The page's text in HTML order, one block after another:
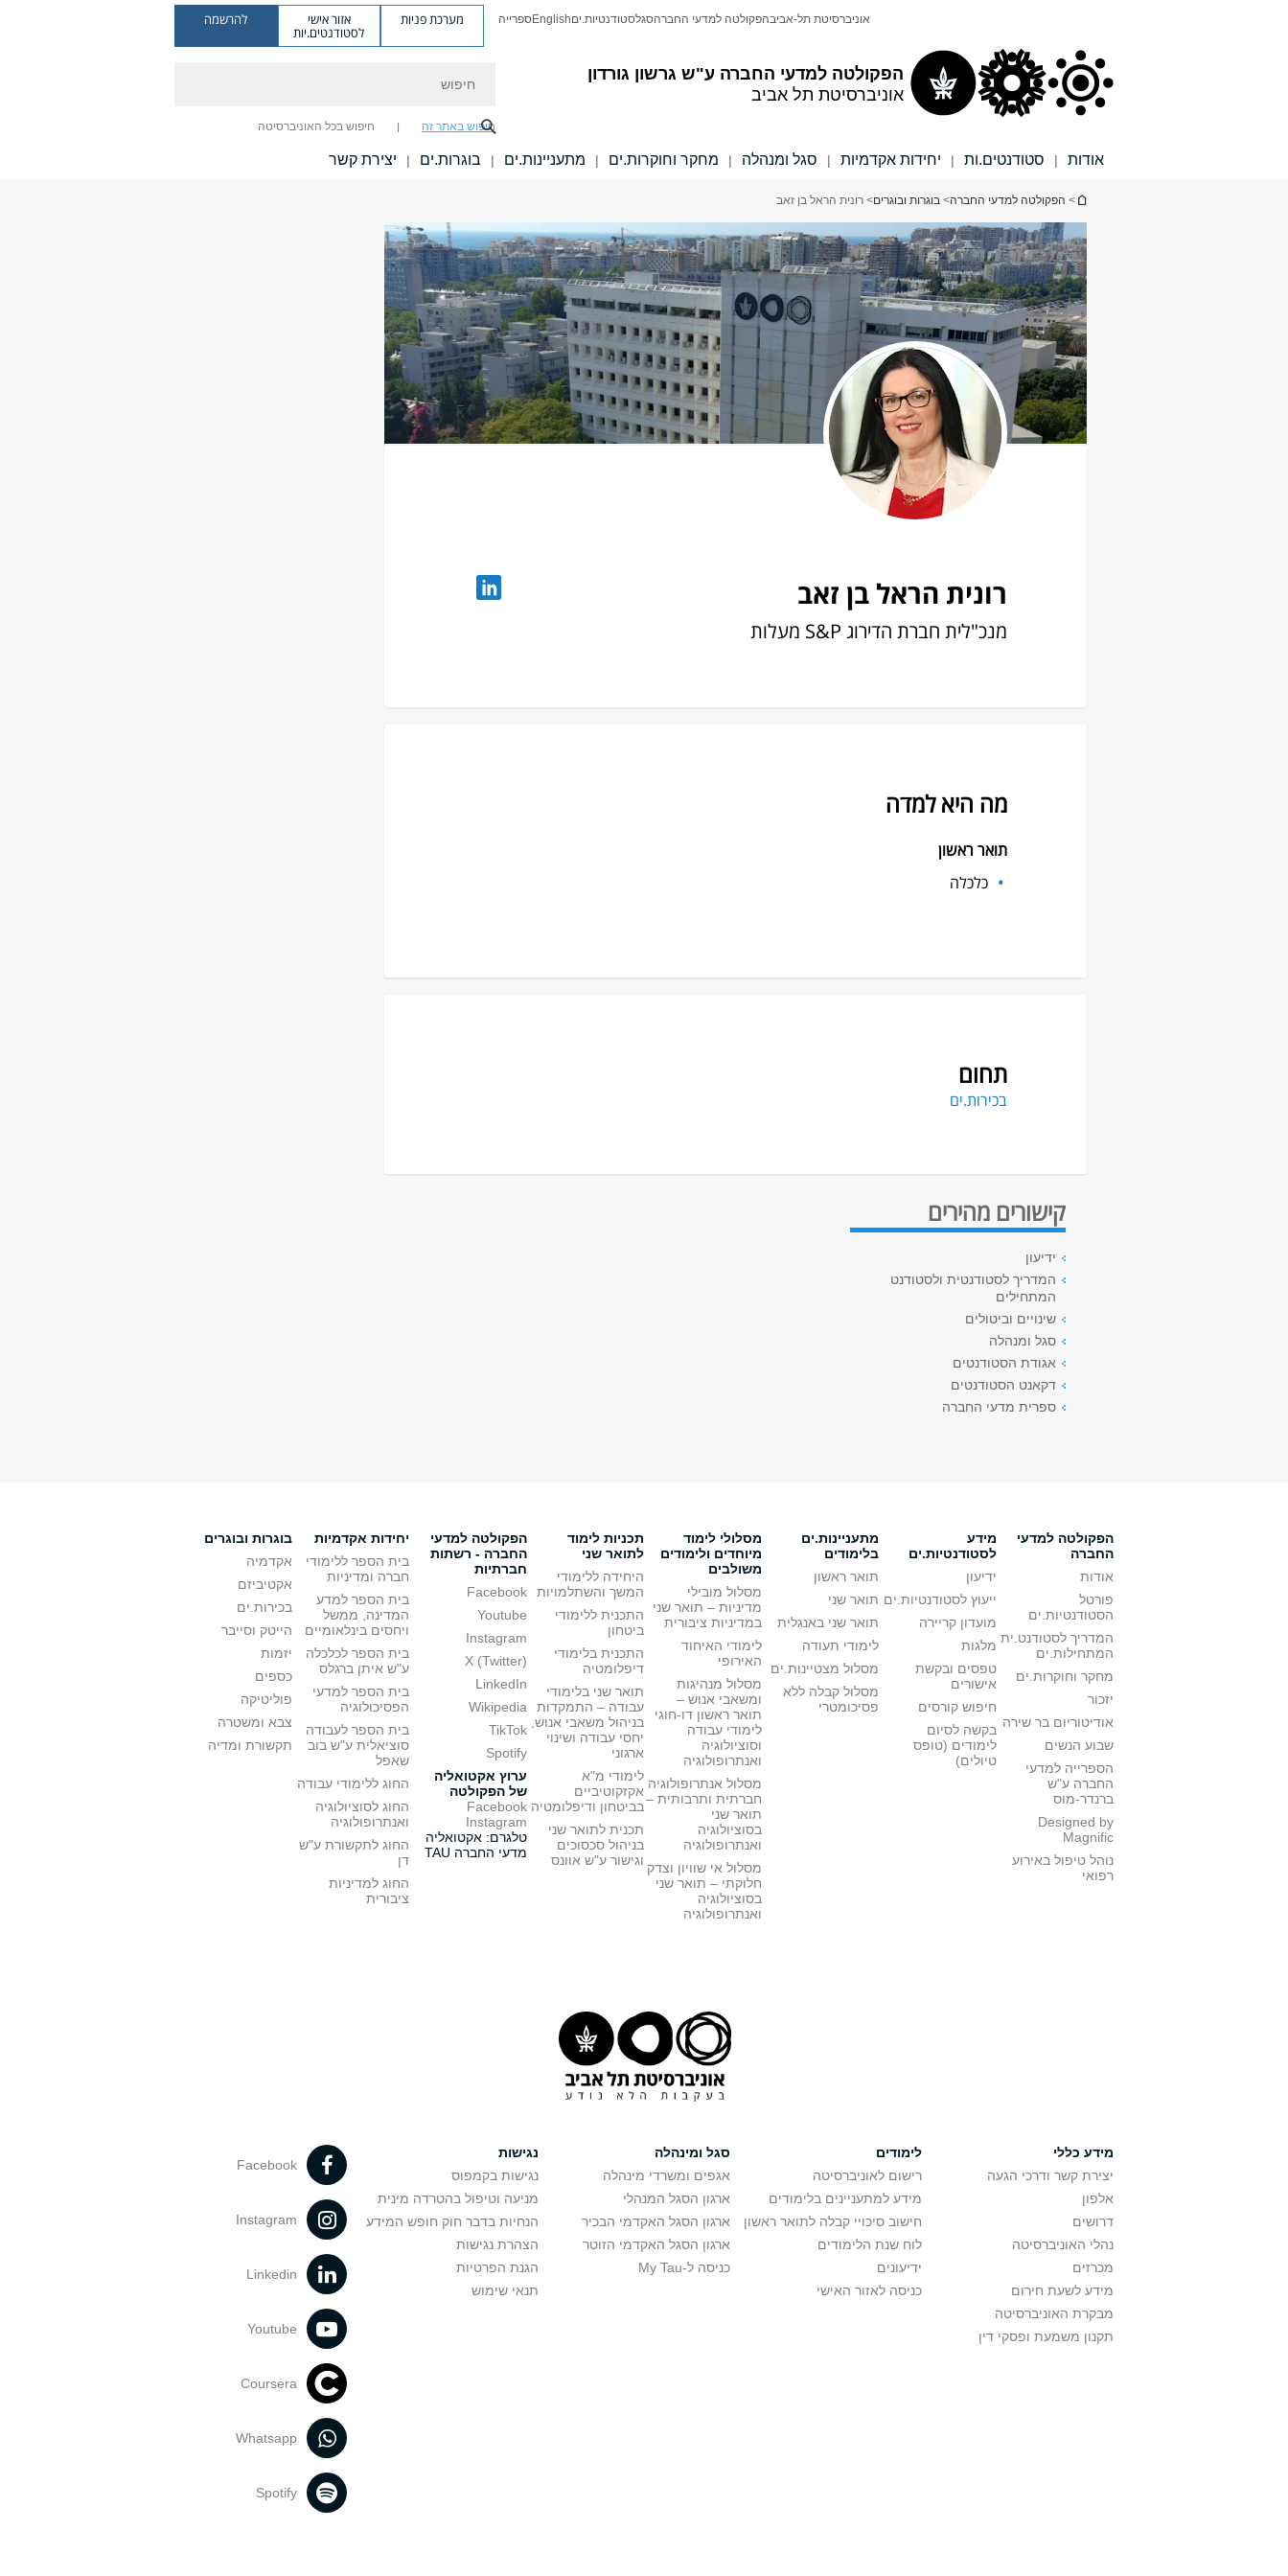
הפקולטה למדעי החברה ע"ש גרשון גורדון
אוניברסיטת תל אביב
אוניברסיטת תל-אביבהפקולטה למדעי החברהסגלסטודנטיות.יםEnglishספרייה מערכת פניות אזור אישי
לסטודנטים.יות
להרשמה
חיפוש באתר זה חיפוש בכל האוניברסיטה
אודות | סטודנטים.ות | יחידות אקדמיות | סגל ומנהלה | מחקר וחוקרות.ים | מתעניינות.ים | בוגרות.ים | יצירת קשר
הינך נמצא כאן
> הפקולטה למדעי החברה> בוגרות ובוגרים> רונית הראל בן זאב
רונית הראל בן זאב
מנכ"לית חברת הדירוג S&P מעלות
מה היא למדה
תואר ראשון
כלכלה
תחום
בכירות.ים
קישורים מהירים
ידיעון
המדריך לסטודנטית ולסטודנט
המתחילים
שינויים וביטולים
סגל ומנהלה
אגודת הסטודנטים
דקאנט הסטודנטים
ספרית מדעי החברה
הפקולטה למדעי
החברה
אודות
פורטל
הסטודנטיות.ים
המדריך לסטודנט.ית
המתחילות.ים
מחקר וחוקרות.ים
יזכור
אודיטוריום בר שירה
שבוע הנשים
הספרייה למדעי
החברה ע"ש
ברנדר-מוס
Designed by
Magnific
נוהל טיפול באירוע
רפואי
מידע
לסטודנטיות.ים
ידיעון
ייעוץ לסטודנטיות.ים
מועדון קריירה
מלגות
טפסים ובקשת
אישורים
חיפוש קורסים
בקשה לסיום
לימודים (טופס
טיולים)
מתעניינות.ים
בלימודים
תואר ראשון
תואר שני
תואר שני באנגלית
לימודי תעודה
מסלול מצטיינות.ים
מסלול קבלה ללא
פסיכומטרי
מסלולי לימוד
מיוחדים ולימודים
משולבים
מסלול מובילי
מדיניות – תואר שני
במדיניות ציבורית
לימודי האיחוד
האירופי
מסלול מנהיגות
ומשאבי אנוש –
תואר ראשון דו-חוגי
לימודי עבודה
וסוציולוגיה
ואנתרופולוגיה
מסלול אנתרופולוגיה
חברתית ותרבותית –
תואר שני
בסוציולוגיה
ואנתרופולוגיה
מסלול אי שוויון וצדק
חלוקתי – תואר שני
בסוציולוגיה
ואנתרופולוגיה
תכניות לימוד
לתואר שני
היחידה ללימודי
המשך והשתלמויות
התכנית ללימודי
ביטחון
התכנית בלימודי
דיפלומטיה
תואר שני בלימודי
עבודה – התמקדות
בניהול משאבי אנוש,
יחסי עבודה ושינוי
ארגוני
לימודי מ"א
אקזקוטיביים
בביטחון ודיפלומטיה
תכנית לתואר שני
בניהול סכסוכים
וגישור ע"ש אוונס
הפקולטה למדעי
החברה - רשתות
חברתיות
Facebook
Youtube
Instagram
X (Twitter)
LinkedIn
Wikipedia
TikTok
Spotify
ערוץ אקטואליה
של הפקולטה
Facebook
Instagram
טלגרם: אקטואליה
מדעי החברה TAU
יחידות אקדמיות
בית הספר ללימודי
חברה ומדיניות
בית הספר למדע
המדינה, ממשל
ויחסים בינלאומיים
בית הספר לכלכלה
ע"ש איתן ברגלס
בית הספר למדעי
הפסיכולוגיה
בית הספר לעבודה
סוציאלית ע"ש בוב
שאפל
החוג ללימודי עבודה
החוג לסוציולוגיה
ואנתרופולוגיה
החוג לתקשורת ע"ש
דן
החוג למדיניות
ציבורית
בוגרות ובוגרים
אקדמיה
אקטיביזם
בכירות.ים
הייטק וסייבר
יזמות
כספים
פוליטיקה
צבא ומשטרה
תקשורת ומדיה
מידע כללי
יצירת קשר ודרכי הגעה
אלפון
דרושים
נהלי האוניברסיטה
מכרזים
מידע לשעת חירום
מבקרת האוניברסיטה
תקנון משמעת ופסקי דין
לימודים
רישום לאוניברסיטה
מידע למתעניינים בלימודים
חישוב סיכויי קבלה לתואר ראשון
לוח שנת הלימודים
ידיעונים
כניסה לאזור האישי
סגל ומינהלה
אגפים ומשרדי מינהלה
ארגון הסגל המנהלי
ארגון הסגל האקדמי הבכיר
ארגון הסגל האקדמי הזוטר
כניסה ל-My Tau
נגישות
נגישות בקמפוס
מניעה וטיפול בהטרדה מינית
הנחיות בדבר חוק חופש המידע
הצהרת נגישות
הגנת הפרטיות
תנאי שימוש
Facebook
Instagram
Linkedin
Youtube
Coursera
Whatsapp
Spotify